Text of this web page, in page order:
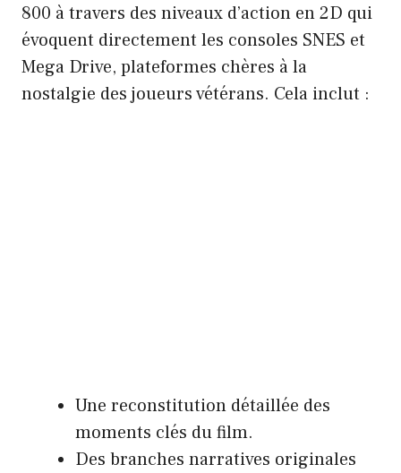
800 à travers des niveaux d’action en 2D qui
évoquent directement les consoles SNES et
Mega Drive, plateformes chères à la
nostalgie des joueurs vétérans. Cela inclut :
Une reconstitution détaillée des
moments clés du film.
Des branches narratives originales